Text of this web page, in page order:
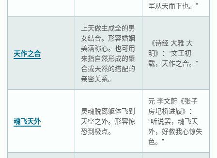
军从天而下也。”
天作之合
上天做主成全的男
女结合。形容婚姻
美满称心。也可用
来指自然形成的聚
合或天然的搭配的
亲密关系。
《诗经 大雅 大
明》：“文王初
载，天作之合。”
魂飞天外
灵魂脱离躯体飞到
天空之外。形容惊
恐到极点。
元 李文蔚《张子
房圮桥进履》：
“听说罢，魂飞天
外，好教我心惊失
色。”